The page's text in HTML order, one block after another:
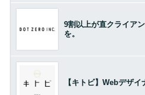
9割以上が直クライア
を。
【キトビ】Webデザ